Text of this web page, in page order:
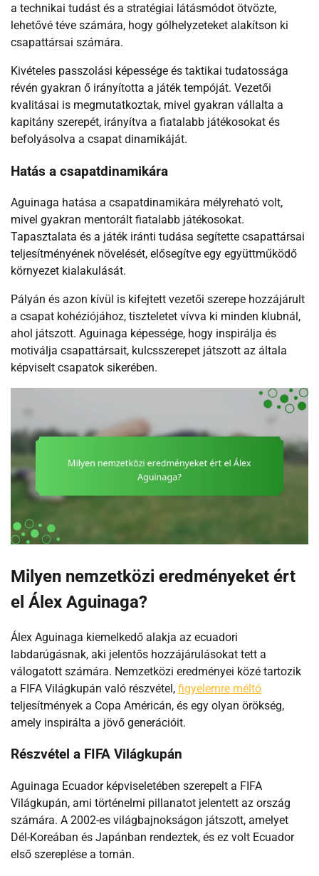
a technikai tudást és a stratégiai látásmódot ötvözte,
lehetővé téve számára, hogy gólhelyzeteket alakítson ki
csapattársai számára.
Kivételes passzolási képessége és taktikai tudatossága
révén gyakran ő irányította a játék tempóját. Vezetői
kvalitásai is megmutatkoztak, mivel gyakran vállalta a
kapitány szerepét, irányítva a fiatalabb játékosokat és
befolyásolva a csapat dinamikáját.
Hatás a csapatdinamikára
Aguinaga hatása a csapatdinamikára mélyreható volt,
mivel gyakran mentorált fiatalabb játékosokat.
Tapasztalata és a játék iránti tudása segítette csapattársai
teljesítményének növelését, elősegítve egy együttműködő
környezet kialakulását.
Pályán és azon kívül is kifejtett vezetői szerepe hozzájárult
a csapat kohéziójához, tiszteletet vívva ki minden klubnál,
ahol játszott. Aguinaga képessége, hogy inspirálja és
motiválja csapattársait, kulcsszerepet játszott az általa
képviselt csapatok sikerében.
Milyen nemzetközi eredményeket ért
el Álex Aguinaga?
Álex Aguinaga kiemelkedő alakja az ecuadori
labdarúgásnak, aki jelentős hozzájárulásokat tett a
válogatott számára. Nemzetközi eredményei közé tartozik
a FIFA Világkupán való részvétel, figyelemre méltó
teljesítmények a Copa Américán, és egy olyan örökség,
amely inspirálta a jövő generációit.
Részvétel a FIFA Világkupán
Aguinaga Ecuador képviseletében szerepelt a FIFA
Világkupán, ami történelmi pillanatot jelentett az ország
számára. A 2002-es világbajnokságon játszott, amelyet
Dél-Koreában és Japánban rendeztek, és ez volt Ecuador
első szereplése a tornán.